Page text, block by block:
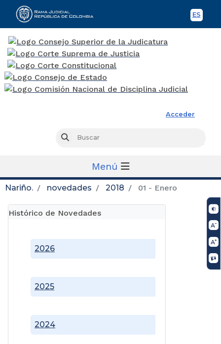
ES
Acceder
Buscar
Menú
Nariño. novedades 2018 01 - Enero
Histórico de Novedades
2024
2025
2026